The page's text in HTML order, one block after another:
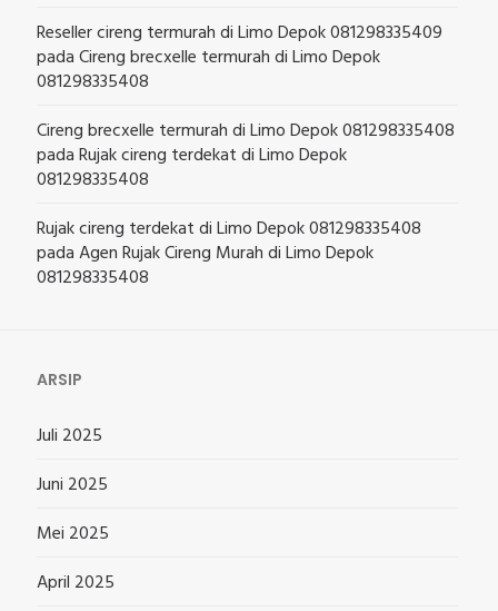
Reseller cireng termurah di Limo Depok 081298335409
padaCireng brecxelle termurah di Limo Depok
081298335408
Cireng brecxelle termurah di Limo Depok 081298335408
padaRujak cireng terdekat di Limo Depok
081298335408
Rujak cireng terdekat di Limo Depok 081298335408
padaAgen Rujak Cireng Murah di Limo Depok
081298335408
ARSIP
Juli 2025
Juni 2025
Mei 2025
April 2025